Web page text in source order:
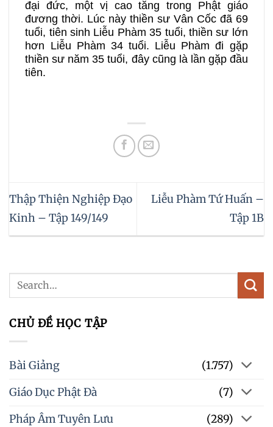
đại đức, một vị cao tăng trong Phật giáo
đương thời. Lúc này thiền sư Vân Cốc đã 69
tuổi, tiên sinh Liễu Phàm 35 tuổi, thiền sư lớn
hơn Liễu Phàm 34 tuổi. Liễu Phàm đi gặp
thiền sư năm 35 tuổi, đây cũng là lần gặp đầu
tiên.
Thập Thiện Nghiệp Đạo
Kinh – Tập 149/149
Liễu Phàm Tứ Huấn –
Tập 1B
CHỦ ĐỀ HỌC TẬP
Bài Giảng
(1.757)
Giáo Dục Phật Đà
(7)
Pháp Âm Tuyên Lưu
(289)